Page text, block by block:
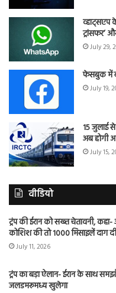
व्हाट्सएप
ट्रांसफर’
July 29,
फेसबुक में
July 19,
15 जुलाई
अब होगी
July 15,
वीडियो
ट्रंप की ईरान को सख्त चेतावनी,
कोशिश की तो 1000 मिसाइलें दाग
July 11, 2026
ट्रंप का बड़ा ऐलान- ईरान के साथ
जलडमरूमध्य खुलेगा